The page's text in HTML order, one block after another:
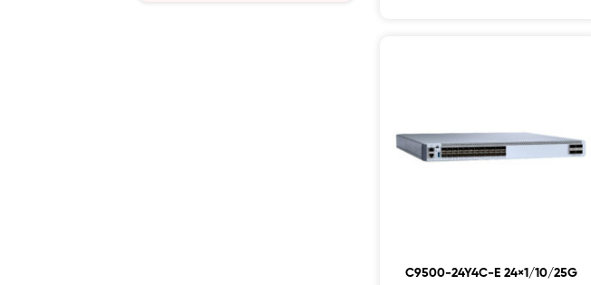
C9500-24Y4C-E 24×1/10/25G